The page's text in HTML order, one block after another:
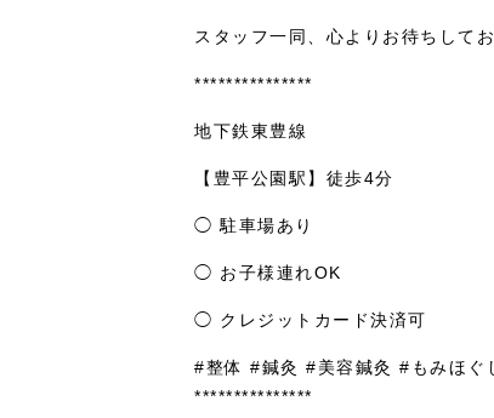
スタッフ一同、心よりお待ちして
***************
地下鉄東豊線
【豊平公園駅】徒歩4分
◯ 駐車場あり
◯ お子様連れOK
◯ クレジットカード決済可
#整体 #鍼灸 #美容鍼灸 #もみほ
***************